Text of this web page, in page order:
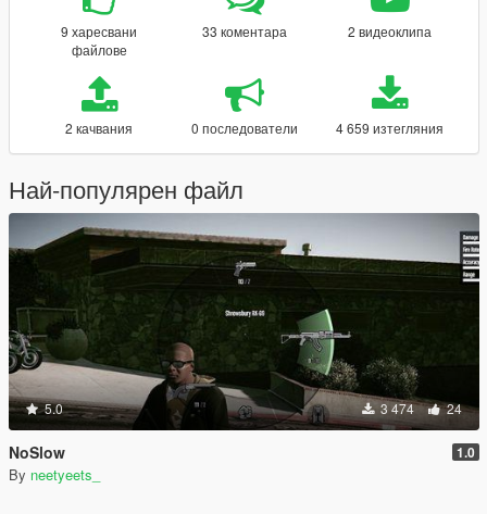
9 харесвани
файлове
33 коментара 2 видеоклипа
2 качвания 0 последователи 4 659 изтегляния
Най-популярен файл
5.0 3 474 24
NoSlow 1.0
By neetyeets_